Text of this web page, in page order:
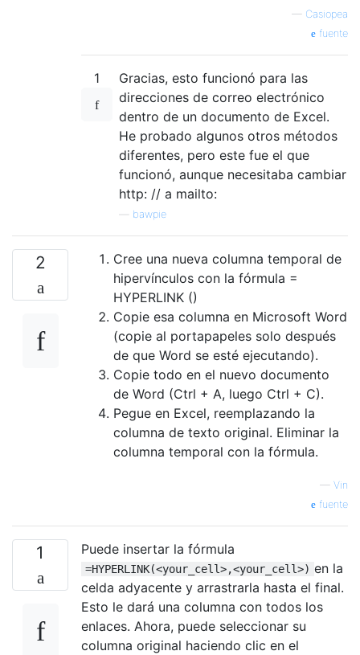
    End If
Application.ScreenUpdating = True
— Casiopea
fuente
1
Gracias, esto funcionó para las
direcciones de correo electrónico
dentro de un documento de Excel.
He probado algunos otros métodos
diferentes, pero este fue el que
funcionó, aunque necesitaba cambiar
http: // a mailto:
bawpie
2
Cree una nueva columna temporal de
hipervínculos con la fórmula =
HYPERLINK ()
Copie esa columna en Microsoft Word
(copie al portapapeles solo después
de que Word se esté ejecutando).
Copie todo en el nuevo documento
de Word (Ctrl + A, luego Ctrl + C).
Pegue en Excel, reemplazando la
columna de texto original. Eliminar la
columna temporal con la fórmula.
— Vin
fuente
1 Puede insertar la fórmula
=HYPERLINK(<your_cell>,<your_cell>) en la
celda adyacente y arrastrarla hasta el final.
Esto le dará una columna con todos los
enlaces. Ahora, puede seleccionar su
columna original haciendo clic en el